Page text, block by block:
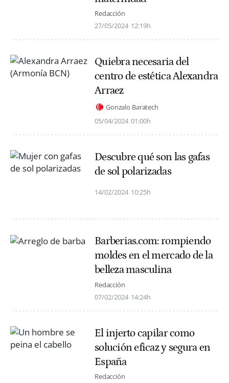
Redacción
27/05/2024 12:19h
Quiebra necesaria del
centro de estética Alexandra
Arraez
Gonzalo Baratech
05/04/2024 01:00h
Descubre qué son las gafas
de sol polarizadas
14/02/2024 10:25h
Barberias.com: rompiendo
moldes en el mercado de la
belleza masculina
Redacción
07/02/2024 14:24h
El injerto capilar como
solución eficaz y segura en
España
Redacción